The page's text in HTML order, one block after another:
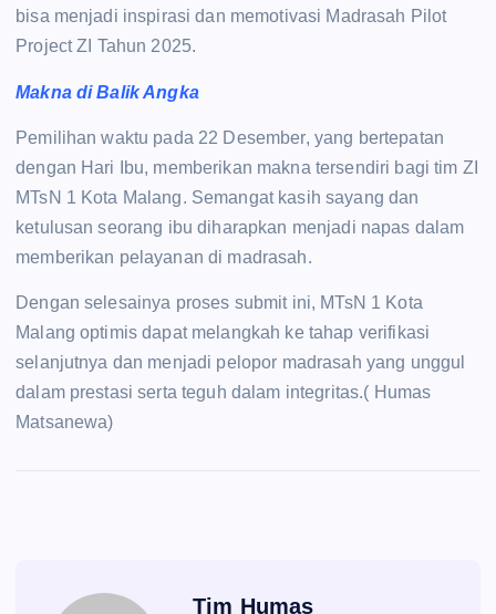
bisa menjadi inspirasi dan memotivasi Madrasah Pilot
Project ZI Tahun 2025.
Makna di Balik Angka
Pemilihan waktu pada 22 Desember, yang bertepatan
dengan Hari Ibu, memberikan makna tersendiri bagi tim ZI
MTsN 1 Kota Malang. Semangat kasih sayang dan
ketulusan seorang ibu diharapkan menjadi napas dalam
memberikan pelayanan di madrasah.
Dengan selesainya proses submit ini, MTsN 1 Kota
Malang optimis dapat melangkah ke tahap verifikasi
selanjutnya dan menjadi pelopor madrasah yang unggul
dalam prestasi serta teguh dalam integritas.( Humas
Matsanewa)
Tim Humas